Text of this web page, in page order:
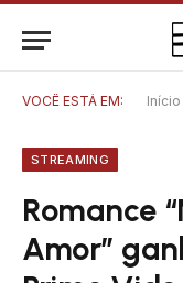
VOCÊ ESTÁ EM: Início
STREAMING
Romance
Amor”